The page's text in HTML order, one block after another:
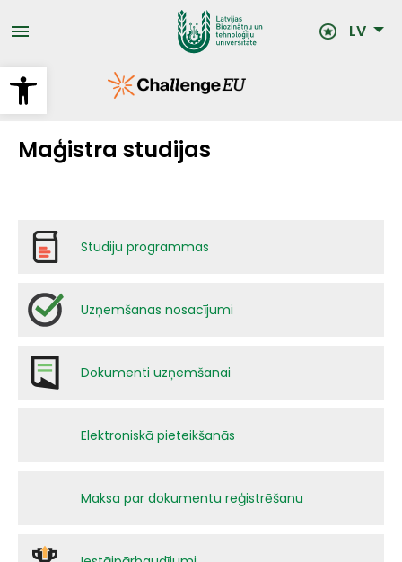
Open toolbar
uz
galveno LV
Maģistra studijas
Studiju programmas
Uzņemšanas nosacījumi
Dokumenti uzņemšanai
Elektroniskā pieteikšanās
Maksa par dokumentu reģistrēšanu